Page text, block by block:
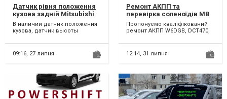
Датчик рівня положення
кузова задній Mitsubishi
В наличии датчик положения
кузова, датчик высоты
уровня подвески новые по...
09:16, 27 липня
Ремонт АКПП та
перевірка соленоїдів MB
Outlander & Citroen C-
Crosser & Peugeot 4007
2001 F5, 2231 W6, 2207C6,
2275 69, 2570 G8, 2525 A2,
Пропонуємо кваліфікований
ремонт АКПП W6DGB, DCT470,
Outlander, Citroen C-...
12:14, 31 липня